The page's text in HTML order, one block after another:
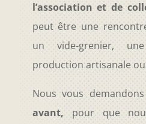
l’association et de
peut être une
un vide-grenier,
production artisanale
Nous vous
avant,pour que